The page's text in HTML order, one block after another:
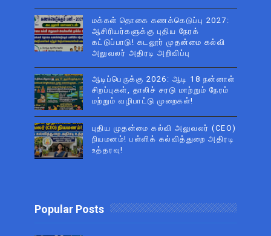
மக்கள் தொகை கணக்கெடுப்பு 2027:
ஆசிரியர்களுக்கு புதிய நேரக்
கட்டுப்பாடு! கடலூர் முதன்மை கல்வி
அலுவலர் அதிரடி அறிவிப்பு
ஆடிப்பெருக்கு 2026: ஆடி 18 நன்னாள்
சிறப்புகள், தாலிச் சரடு மாற்றும் நேரம்
மற்றும் வழிபாட்டு முறைகள்!
புதிய முதன்மை கல்வி அலுவலர் (CEO)
நியமனம்! பள்ளிக் கல்வித்துறை அதிரடி
உத்தரவு!
Popular Posts